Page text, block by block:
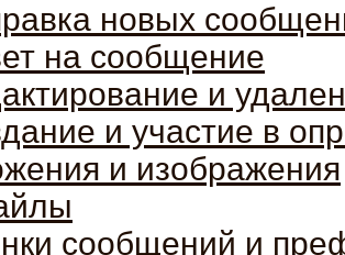
новых
на сообщение
и
и участие в
и изображения
сообщений и